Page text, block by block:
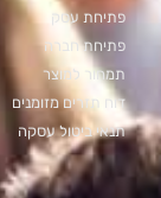
פתיחת עסק
פתיחת חברה
תמחור למוצר
דוח תזרים מזומנים
תנאי ביטול עסקה